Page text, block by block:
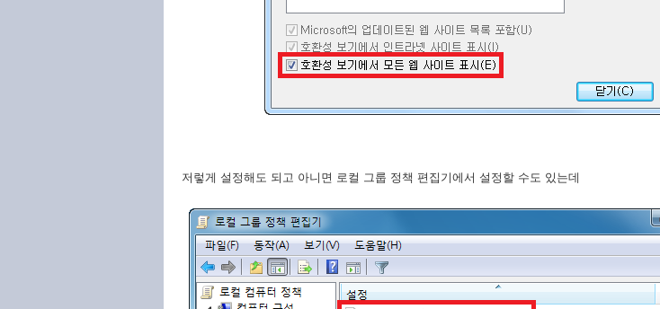
저렇게 설정해도 되고 아니면 로컬 그룹 정책 편집기에서 설정할 수도 있는데